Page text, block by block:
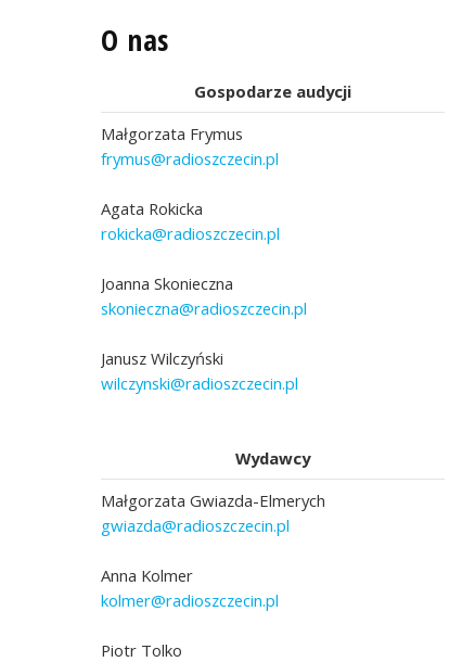
O nas
Gospodarze audycji
Małgorzata Frymus
frymus@radioszczecin.pl
Agata Rokicka
rokicka@radioszczecin.pl
Joanna Skonieczna
skonieczna@radioszczecin.pl
Janusz Wilczyński
wilczynski@radioszczecin.pl
Wydawcy
Małgorzata Gwiazda-Elmerych
gwiazda@radioszczecin.pl
Anna Kolmer
kolmer@radioszczecin.pl
Piotr Tolko